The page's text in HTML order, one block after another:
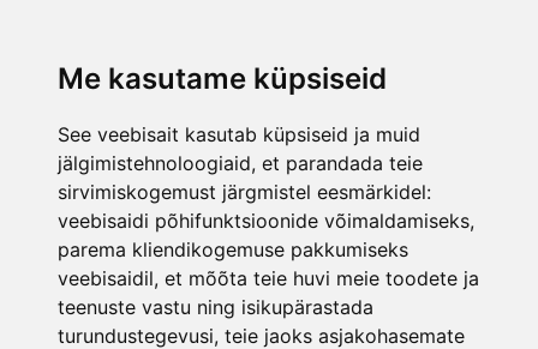
Me kasutame küpsiseid
See veebisait kasutab küpsiseid ja muid
jälgimistehnoloogiaid, et parandada teie
sirvimiskogemust järgmistel eesmärkidel:
veebisaidi põhifunktsioonide võimaldamiseks,
parema kliendikogemuse pakkumiseks
veebisaidil, et mõõta teie huvi meie toodete ja
teenuste vastu ning isikupärastada
turundustegevusi, teie jaoks asjakohasemate